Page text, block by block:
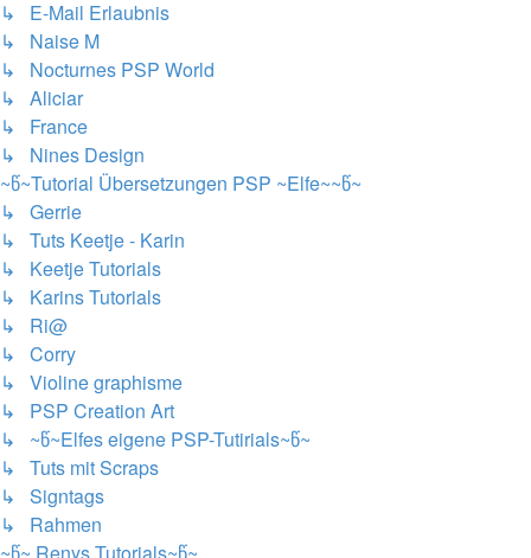
↳ E-Mail Erlaubnis
↳ Naise M
↳ Nocturnes PSP World
↳ Aliciar
↳ France
↳ Nines Design
~წ~Tutorial Übersetzungen PSP ~Elfe~~წ~
↳ Gerrie
↳ Tuts Keetje - Karin
↳ Keetje Tutorials
↳ Karins Tutorials
↳ Ri@
↳ Corry
↳ Violine graphisme
↳ PSP Creation Art
↳ ~წ~Elfes eigene PSP-Tutirials~წ~
↳ Tuts mit Scraps
↳ Signtags
↳ Rahmen
~წ~ Renys Tutorials~წ~